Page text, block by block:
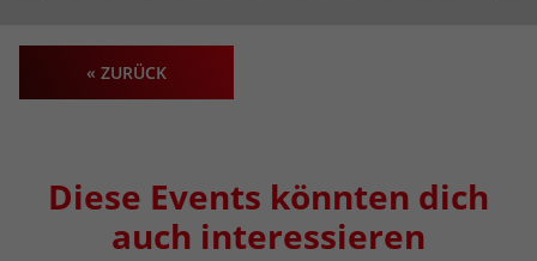
« ZURÜCK
Diese Events könnten dich
auch interessieren